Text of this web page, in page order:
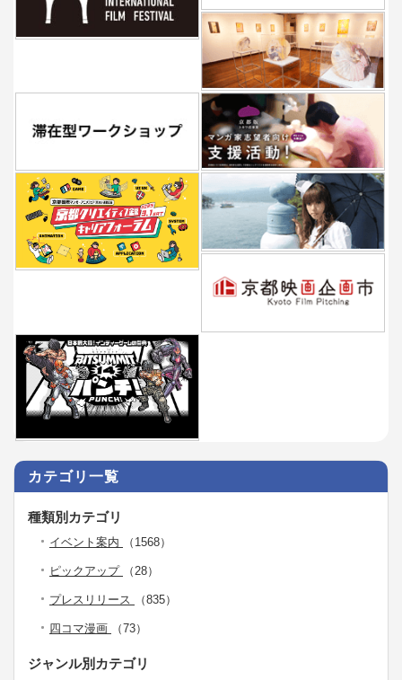
カテゴリ一覧
種類別カテゴリ
イベント案内 （1568）
ピックアップ （28）
プレスリリース （835）
四コマ漫画 （73）
ジャンル別カテゴリ